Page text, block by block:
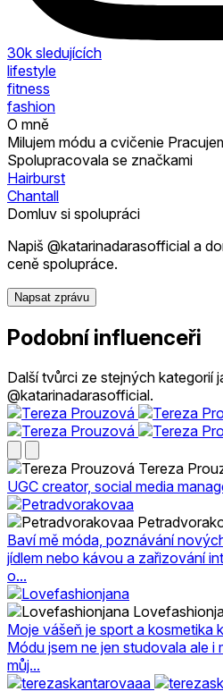
30k sledujících
lifestyle
fitness
fashion
O mně
Milujem módu a cvičenie
Spolupracovala se značkami
Hairburst
Chantall
Domluv si spolupráci
Napiš @katarinadarasofficial a
ceně spolupráce.
Napsat zprávu
Podobní influenceři
Další tvůrci ze stejných kategorií
@katarinadarasofficial.
Tereza
UGC creator, social media
Baví mě móda, poznávání
jídlem nebo kávou a zařizování
o...
Moje vášeň je sport a kosmetika
Módu jsem ne jen studovala ale i
můj...